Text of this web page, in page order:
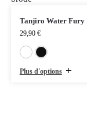
Tanjiro Water Fury
29,90 €
Plus d'options